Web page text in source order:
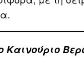
Καινούριο